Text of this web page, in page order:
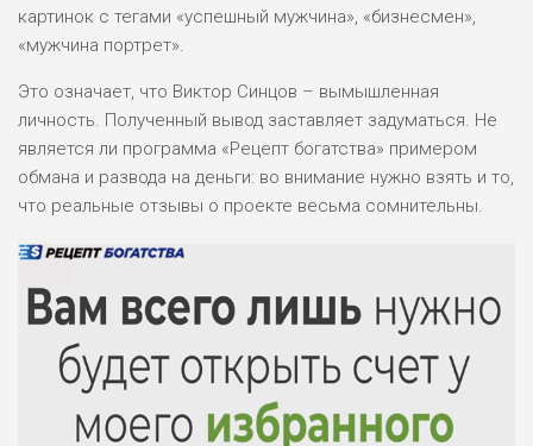
картинок с тегами «успешный мужчина», «бизнесмен»,
«мужчина портрет».
Это означает, что Виктор Синцов – вымышленная
личность. Полученный вывод заставляет задуматься. Не
является ли программа «Рецепт богатства» примером
обмана и развода на деньги: во внимание нужно взять и то,
что реальные отзывы о проекте весьма сомнительны.